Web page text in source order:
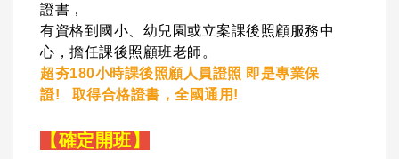
證書，
有資格到國小、幼兒園或立案課後照顧服務中
心，擔任課後照顧班老師。
超夯180小時課後照顧人員證照 即是專業保
證!
取得合格證書，全國通用!
【確定開班】